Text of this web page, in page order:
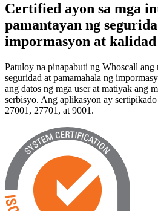
Certified ayon sa mga
pamantayan ng
impormasyon at kalidad
Patuloy na pinapabuti ng Whoscall ang
seguridad at pamamahala ng
ang datos ng mga user at matiyak ang
serbisyo. Ang aplikasyon ay
27001, 27701, at 9001.